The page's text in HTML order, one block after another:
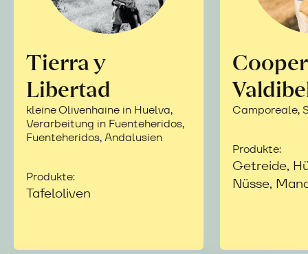
Tierra y
Libertad
kleine Olivenhaine in Huelva,
Verarbeitung in Fuenteheridos,
Fuenteheridos, Andalusien
Produkte:
Tafeloliven
Camporeale,
Produkte:
Getreide,
Nüsse,